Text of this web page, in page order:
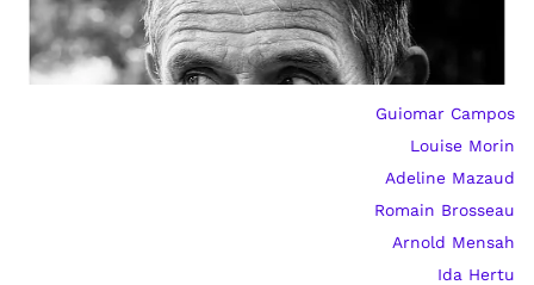
Guiomar Campos
Louise Morin
Adeline Mazaud
Romain Brosseau
Arnold Mensah
Ida Hertu